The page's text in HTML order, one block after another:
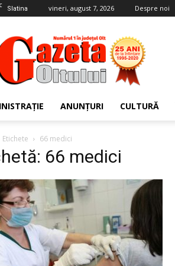
C Slatina vineri, august 7, 2026 Despre noi
Gazeta
Oltului
ANUNȚURI CULTURĂ
Etichete 66 medici
66 medici